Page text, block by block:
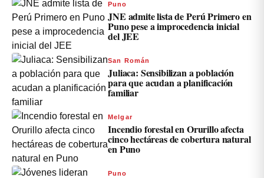
Puno
JNE admite lista de Perú Primero en
Puno pese a improcedencia inicial
del JEE
San Román
Juliaca: Sensibilizan a población
para que acudan a planificación
familiar
Melgar
Incendio forestal en Orurillo afecta
cinco hectáreas de cobertura natural
en Puno
Puno